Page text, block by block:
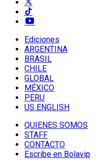
Ediciones
ARGENTINA
BRASIL
CHILE
GLOBAL
MÉXICO
PERU
US ENGLISH
QUIENES SOMOS
STAFF
CONTACTO
Escribe en Bolavip